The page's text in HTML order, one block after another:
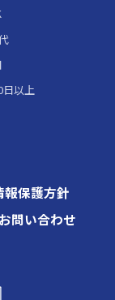
日以上
報保護方針
お問い合わせ